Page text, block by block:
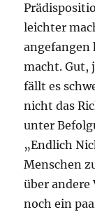
leichter
angefangen
macht. Gut,
fällt es
nicht das
unter
„Endlich
Menschen
über
noch ein